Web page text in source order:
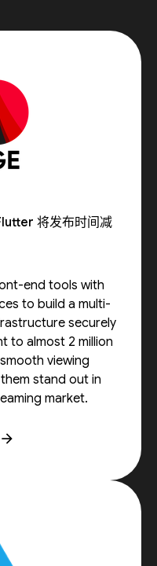
将发布时间减
end tools with
to build a multi-
securely
to almost 2 million
viewing
stand out in
market.
arrow_forward